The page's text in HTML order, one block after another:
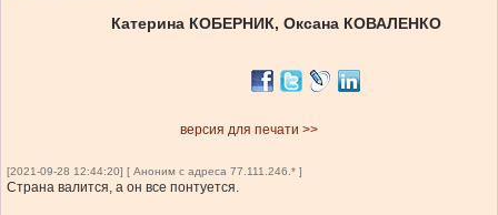
Катерина КОБЕРНИК, Оксана КОВАЛЕНКО
версия для печати >>
[2021-09-28 12:44:20] [ Аноним с адреса 77.111.246.* ]
Страна валится, а он все понтуется.